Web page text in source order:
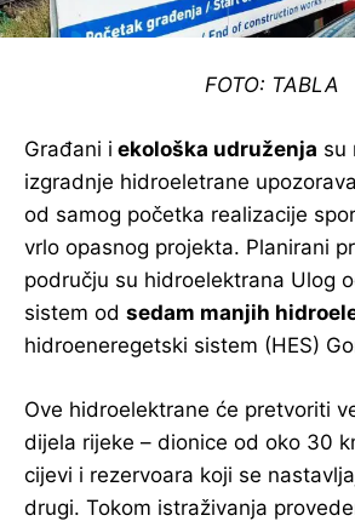
FOTO: TABLA
Građani i ekološka udruženja su
izgradnje hidroeletrane
od samog početka realizacije
vrlo opasnog projekta. Planirani
području su hidroelektrana Ulog
sistem od sedam manjih
hidroeneregetski sistem (HES)
Ove hidroelektrane će pretvoriti
dijela rijeke – dionice od oko 30
cijevi i rezervoara koji se
drugi. Tokom istraživanja